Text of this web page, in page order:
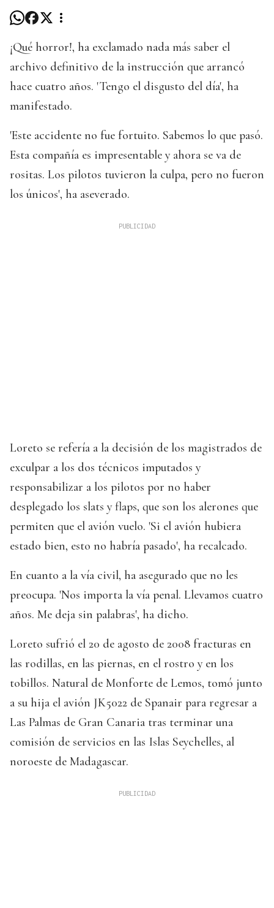
¡Qué horror!, ha exclamado nada más saber el
archivo definitivo de la instrucción que arrancó
hace cuatro años. 'Tengo el disgusto del día', ha
manifestado.
'Este accidente no fue fortuito. Sabemos lo que pasó.
Esta compañía es impresentable y ahora se va de
rositas. Los pilotos tuvieron la culpa, pero no fueron
los únicos', ha aseverado.
Loreto se refería a la decisión de los magistrados de
exculpar a los dos técnicos imputados y
responsabilizar a los pilotos por no haber
desplegado los slats y flaps, que son los alerones que
permiten que el avión vuelo. 'Si el avión hubiera
estado bien, esto no habría pasado', ha recalcado.
En cuanto a la vía civil, ha asegurado que no les
preocupa. 'Nos importa la vía penal. Llevamos cuatro
años. Me deja sin palabras', ha dicho.
Loreto sufrió el 20 de agosto de 2008 fracturas en
las rodillas, en las piernas, en el rostro y en los
tobillos. Natural de Monforte de Lemos, tomó junto
a su hija el avión JK5022 de Spanair para regresar a
Las Palmas de Gran Canaria tras terminar una
comisión de servicios en las Islas Seychelles, al
noroeste de Madagascar.